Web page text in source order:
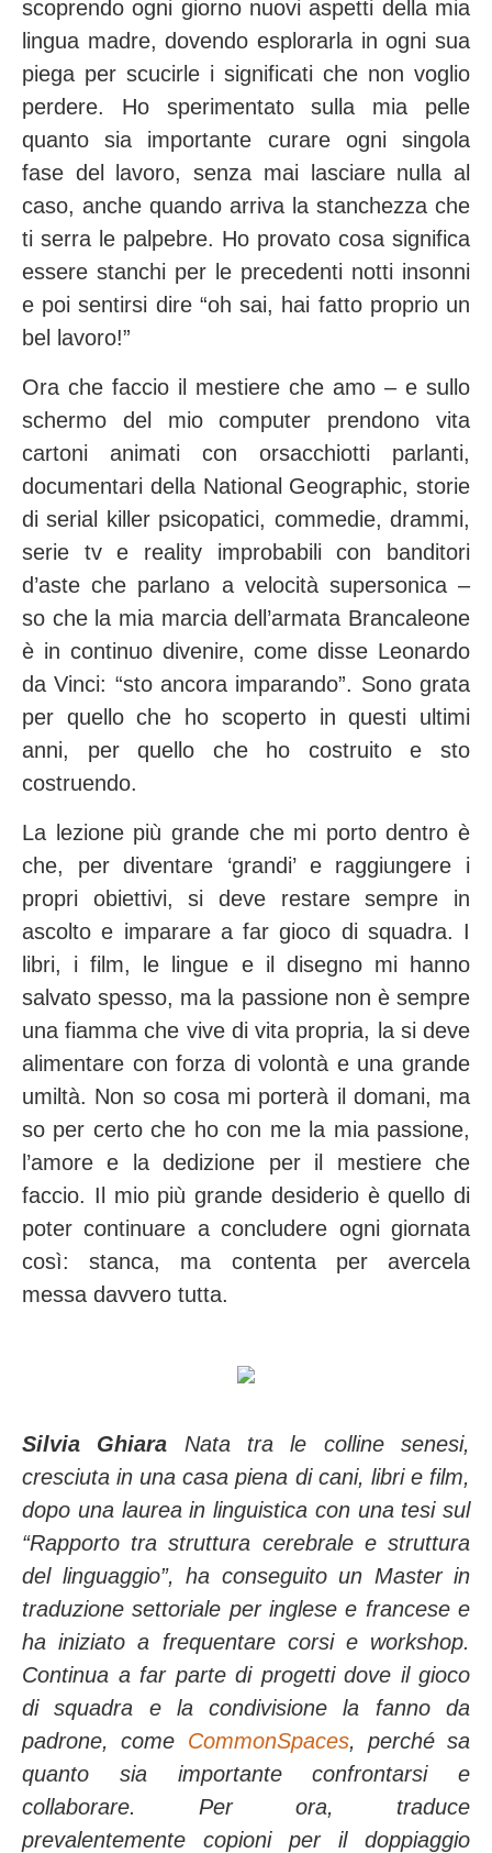
scoprendo ogni giorno nuovi aspetti della mia
lingua madre, dovendo esplorarla in ogni sua
piega per scucirle i significati che non voglio
perdere. Ho sperimentato sulla mia pelle
quanto sia importante curare ogni singola
fase del lavoro, senza mai lasciare nulla al
caso, anche quando arriva la stanchezza che
ti serra le palpebre. Ho provato cosa significa
essere stanchi per le precedenti notti insonni
e poi sentirsi dire “oh sai, hai fatto proprio un
bel lavoro!”
Ora che faccio il mestiere che amo – e sullo
schermo del mio computer prendono vita
cartoni animati con orsacchiotti parlanti,
documentari della National Geographic, storie
di serial killer psicopatici, commedie, drammi,
serie tv e reality improbabili con banditori
d’aste che parlano a velocità supersonica –
so che la mia marcia dell’armata Brancaleone
è in continuo divenire, come disse Leonardo
da Vinci: “sto ancora imparando”. Sono grata
per quello che ho scoperto in questi ultimi
anni, per quello che ho costruito e sto
costruendo.
La lezione più grande che mi porto dentro è
che, per diventare ‘grandi’ e raggiungere i
propri obiettivi, si deve restare sempre in
ascolto e imparare a far gioco di squadra. I
libri, i film, le lingue e il disegno mi hanno
salvato spesso, ma la passione non è sempre
una fiamma che vive di vita propria, la si deve
alimentare con forza di volontà e una grande
umiltà. Non so cosa mi porterà il domani, ma
so per certo che ho con me la mia passione,
l’amore e la dedizione per il mestiere che
faccio. Il mio più grande desiderio è quello di
poter continuare a concludere ogni giornata
così: stanca, ma contenta per avercela
messa davvero tutta.
Silvia Ghiara Nata tra le colline senesi,
cresciuta in una casa piena di cani, libri e film,
dopo una laurea in linguistica con una tesi sul
“Rapporto tra struttura cerebrale e struttura
del linguaggio”, ha conseguito un Master in
traduzione settoriale per inglese e francese e
ha iniziato a frequentare corsi e workshop.
Continua a far parte di progetti dove il gioco
di squadra e la condivisione la fanno da
padrone, come CommonSpaces, perché sa
quanto sia importante confrontarsi e
collaborare. Per ora, traduce
prevalentemente copioni per il doppiaggio